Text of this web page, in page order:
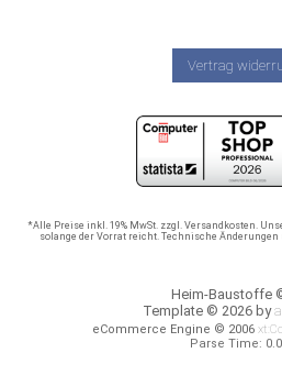
Vertrag
*Alle Preise inkl. 19% MwSt. zzgl. Versandkosten.
solange der Vorrat reicht. Technische
Heim-Baustoffe
Template © 2026 by
eCommerce Engine © 2006
Parse Time: